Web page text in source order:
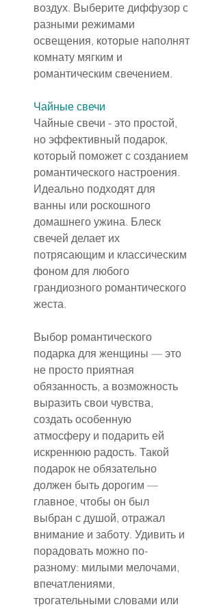
воздух. Выберите диффузор с
разными режимами
освещения, которые наполнят
комнату мягким и
романтическим свечением.
Чайные свечи
Чайные свечи - это простой,
но эффективный подарок,
который поможет с созданием
романтического настроения.
Идеально подходят для
ванны или роскошного
домашнего ужина. Блеск
свечей делает их
потрясающим и классическим
фоном для любого
грандиозного романтического
жеста.
Выбор романтического
подарка для женщины — это
не просто приятная
обязанность, а возможность
выразить свои чувства,
создать особенную
атмосферу и подарить ей
искреннюю радость. Такой
подарок не обязательно
должен быть дорогим —
главное, чтобы он был
выбран с душой, отражал
внимание и заботу. Удивить и
порадовать можно по-
разному: милыми мелочами,
впечатлениями,
трогательными словами или